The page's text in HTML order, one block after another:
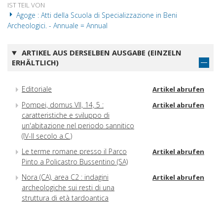
IST TEIL VON
Agoge : Atti della Scuola di Specializzazione in Beni
Archeologici. - Annuale = Annual
ARTIKEL AUS DERSELBEN AUSGABE (EINZELN
ERHÄLTLICH)
Editoriale Artikel abrufen
Pompei, domus VII, 14, 5 :
caratteristiche e sviluppo di
un'abitazione nel periodo sannitico
(IV-II secolo a.C.)
Artikel abrufen
Le terme romane presso il Parco
Pinto a Policastro Bussentino (SA)
Artikel abrufen
Nora (CA), area C2 : indagini
archeologiche sui resti di una
struttura di età tardoantica
Artikel abrufen